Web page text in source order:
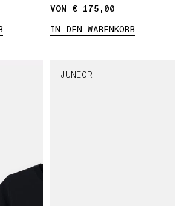
VON € 175,00
IN DEN WARENKORB
JUNIOR